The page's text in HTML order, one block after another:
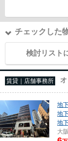
チェックした
検討リスト
賃貸｜店舗事務所
地
地
地
大